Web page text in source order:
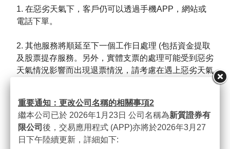
1. 在惡劣天氣下，客戶仍可以透過手機APP，網站或
電話下單。
2. 其他服務將順延至下一個工作日處理 (包括資金提取
及股票提存服務。另外，實體支票的處理可能受到惡劣
天氣情況影響而出現退票情況，請考慮在遇上惡劣天氣
情況前，事先安排所需資金，以避免任何交易延誤。）
3. 賬戶資金狀況，以滿足結算或追加保證金要求。未
能及時處理存款安排可能導致強制平倉和額外利息費
用。客戶可通過電話，電郵或手機應用程式通知資金存
款，並同時上載資金存款證明或支票副本。
重要通知：更改公司名稱的相關事項2
繼本公司已於 2026年1月23日 公司名稱為新質證券有
限公司 後，交易應用程式 (APP)亦將於2026年3月27
日下午陸續更新，詳細如下: